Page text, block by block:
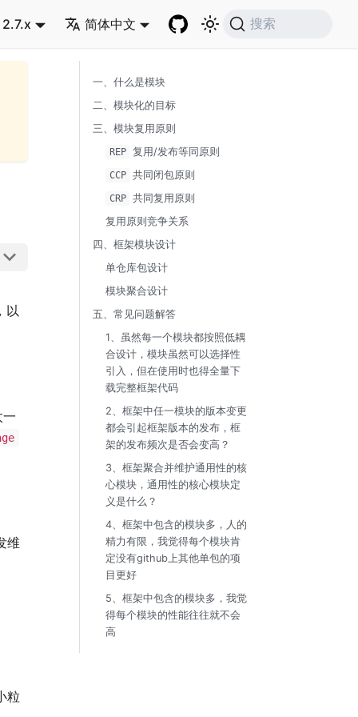
2.7.x 简体中文 搜索
以
维
粒
一、什么是模块
二、模块化的目标
三、模块复用原则
REP 复用/发布等同原则
CCP 共同闭包原则
CRP
共同复用原则
复用原则竞争关系
四、框架模块设计
单仓库包设计
模块聚合设计
五、常见问题解答
1、虽然每一个模块都按照低耦
合设计，模块虽然可以选择性
引入，但在使用时也得全量下
载完整框架代码
2、框架中任一模块的版本变更
都会引起框架版本的发布，框
架的发布频次是否会变高？
3、框架聚合并维护通用性的核
心模块，通用性的核心模块定
义是什么？
4、框架中包含的模块多，人的
精力有限，我觉得每个模块肯
定没有github上其他单包的项
目更好
5、框架中包含的模块多，我觉
得每个模块的性能往往就不会
高